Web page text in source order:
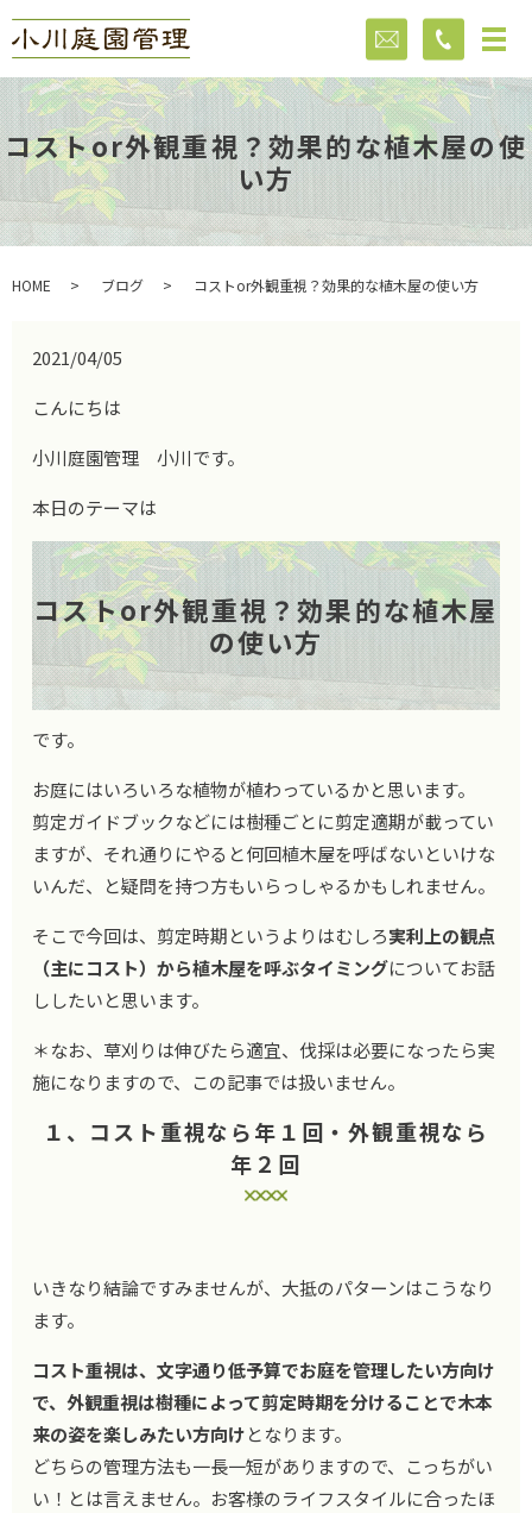
コストor外観重視？効果的な植木屋の使
い方
HOME ブログ コストor外観重視？効果的な植木屋の使い方
2021/04/05
こんにちは
小川庭園管理 小川です。
本日のテーマは
コストor外観重視？効果的な植木屋
の使い方
です。
お庭にはいろいろな植物が植わっているかと思います。
剪定ガイドブックなどには樹種ごとに剪定適期が載ってい
ますが、それ通りにやると何回植木屋を呼ばないといけな
いんだ、と疑問を持つ方もいらっしゃるかもしれません。
そこで今回は、剪定時期というよりはむしろ実利上の観点
（主にコスト）から植木屋を呼ぶタイミングについてお話
ししたいと思います。
＊なお、草刈りは伸びたら適宜、伐採は必要になったら実
施になりますので、この記事では扱いません。
１、コスト重視なら年１回・外観重視なら
年２回
いきなり結論ですみませんが、大抵のパターンはこうなり
ます。
コスト重視は、文字通り低予算でお庭を管理したい方向け
で、外観重視は樹種によって剪定時期を分けることで木本
来の姿を楽しみたい方向けとなります。
どちらの管理方法も一長一短がありますので、こっちがい
い！とは言えません。お客様のライフスタイルに合ったほ